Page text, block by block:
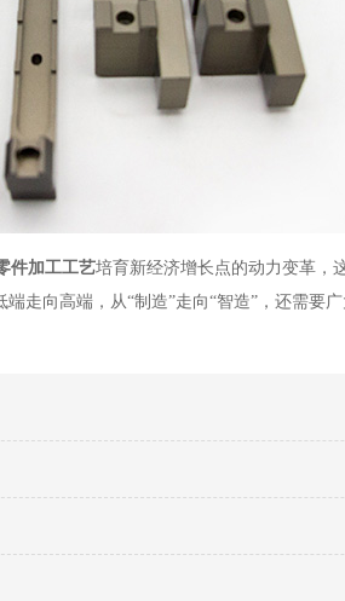
件加工工艺培育新经济增长点的动力变革，
端走向高端，从“制造”走向“智造”，还需要